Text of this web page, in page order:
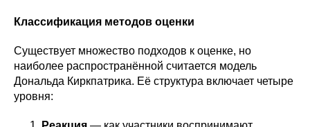
Классификация методов оценки
Существует множество подходов к оценке, но
наиболее распространённой считается модель
Дональда Киркпатрика. Её структура включает четыре
уровня: